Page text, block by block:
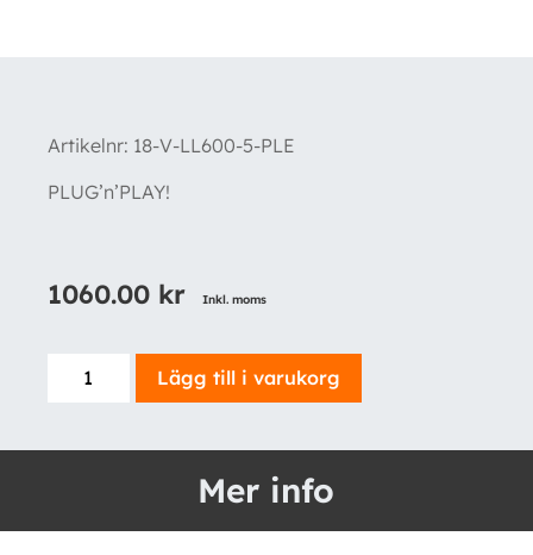
Artikelnr: 18-V-LL600-5-PLE
PLUG’n’PLAY!
1060.00 kr Inkl. moms
innerbelysning
Maxi,
Lägg till i varukorg
Mer info